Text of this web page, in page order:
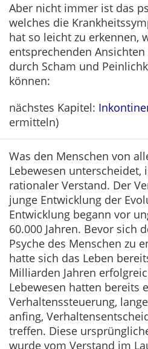
Aber nicht immer ist das
welches die
hat so leicht zu erkennen,
entsprechenden
durch Scham und
können:
nächstes Kapitel:
ermitteln)
Was den Menschen von
Lebewesen unterscheidet,
rationaler Verstand. Der
junge Entwicklung der
Entwicklung begann vor
60.000 Jahren. Bevor sich
Psyche des Menschen zu
hatte sich das Leben
Milliarden Jahren
Lebewesen hatten bereits
Verhaltenssteuerung,
anfing,
treffen. Diese
wurde vom Verstand im